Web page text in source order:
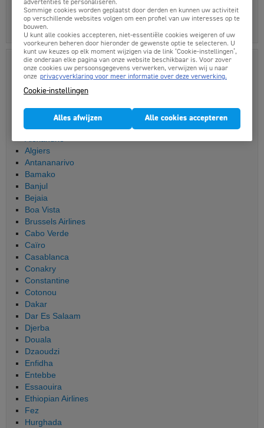
Afstand tot de stad: 6 km van Stonetown, de hoofdstad van
Zanzibar
Meer artikels over Afrika
Accra
Addis Abeba
Air Arabia
Al Hoceima
Algiers
Antananarivo
Bamako
Banjul
Bejaia
Boa Vista
Brussels Airlines
Cabo Verde
Caïro
Casablanca
Conakry
Constantine
Cotonou
Dakar
Dar Es Salaam
Djerba
Douala
Dzaoudzi
Enfidha
Entebbe
Essaouira
Ethiopian Airlines
Fez
Hurghada
advertenties te personaliseren.
Sommige cookies worden geplaatst door derden en kunnen uw activiteit
op verschillende websites volgen om een profiel van uw interesses op te
bouwen.
U kunt alle cookies accepteren, niet-essentiële cookies weigeren of uw
voorkeuren beheren door hieronder de gewenste optie te selecteren. U
kunt uw keuzes op elk moment wijzigen via de link ‘Cookie-instellingen’,
die onderaan elke pagina van onze website beschikbaar is. Voor zover
onze cookies uw persoonsgegevens verwerken, verwijzen wij u naar
onze privacyverklaring voor meer informatie over deze verwerking.
Cookie-instellingen
Alles afwijzen Alle cookies accepteren